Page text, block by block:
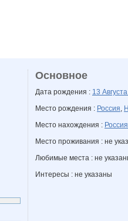
Основное
Дата рождения : 13
Место рождения : Россия,
Место нахождения : Россия
Место проживания : не
Любимые места : не
Интересы : не указаны